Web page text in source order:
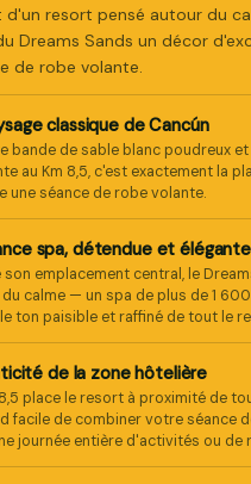
d'un resort pensé autour du
Dreams Sands un décor
de robe volante.
classique de Cancún
bande de sable blanc poudreux
au Km 8,5, c'est exactement la
une séance de robe volante.
spa, détendue et élégante
son emplacement central, le
calme — un spa de plus de 1
ton paisible et raffiné de tout le
de la zone hôtelière
place le resort à proximité de
facile de combiner votre séance
journée entière d'activités ou de